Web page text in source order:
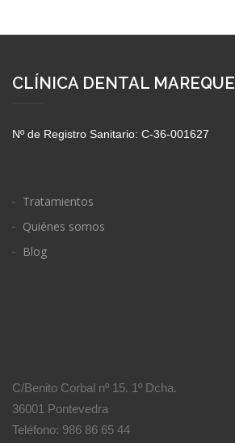
CLÍNICA DENTAL MAREQUE
Nº de Registro Sanitario: C-36-001627
Tratamientos
Quiénes somos
Blog
C/Benito Corbal nº 15. 1º Dcha.
36001 Pontevedra
Teléfono: 986 86 65 44